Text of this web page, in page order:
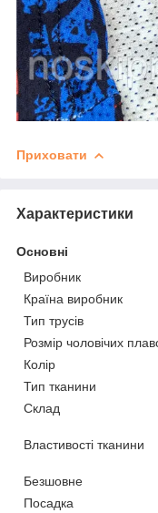
Приховати
Характеристики
Основні
Виробник
Країна виробник
Тип трусів
Розмір чоловічих
Колір
Тип тканини
Склад
Властивості тканини
Безшовне
Посадка